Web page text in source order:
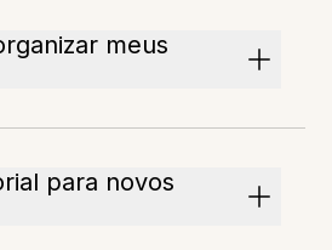
meus
para novos